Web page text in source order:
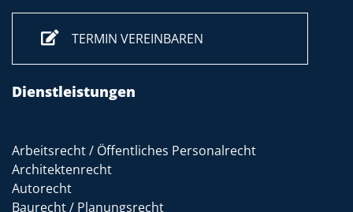
TERMIN VEREINBAREN
Dienstleistungen
Arbeitsrecht / Öffentliches Personalrecht
Architektenrecht
Autorecht
Baurecht / Planungsrecht